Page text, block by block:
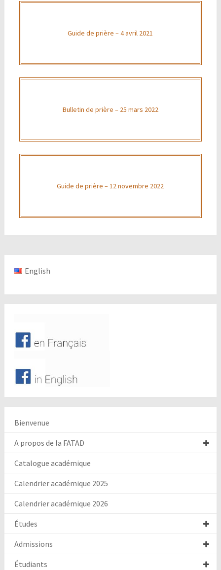
Guide de prière – 4 avril 2021
Bulletin de prière – 25 mars 2022
Guide de prière – 12 novembre 2022
English
Bienvenue
A propos de la FATAD
Catalogue académique
Calendrier académique 2025
Calendrier académique 2026
Études
Admissions
Étudiants